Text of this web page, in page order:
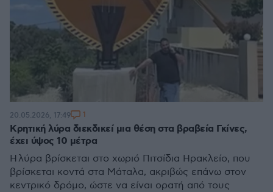
Κρητική λύρα διεκδικεί μια θέση στα βραβεία Γκίνες,
έχει ύψος 10 μέτρα
Η λύρα βρίσκεται στο χωριό Πιτσίδια Ηρακλείο, που
βρίσκεται κοντά στα Μάταλα, ακριβώς επάνω στον
κεντρικό δρόμο, ώστε να είναι ορατή από τους
20.05.2026, 17:49 1